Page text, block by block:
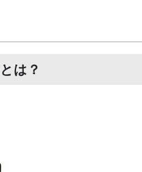
は？